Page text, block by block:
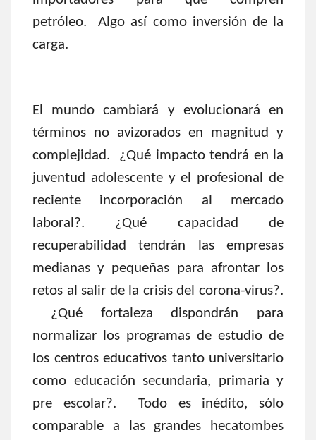
petróleo. Algo así como inversión de la
carga.
El mundo cambiará y evolucionará en
términos no avizorados en magnitud y
complejidad. ¿Qué impacto tendrá en la
juventud adolescente y el profesional de
reciente incorporación al mercado
laboral?. ¿Qué capacidad de
recuperabilidad tendrán las empresas
medianas y pequeñas para afrontar los
retos al salir de la crisis del corona-virus?.
¿Qué fortaleza dispondrán para
normalizar los programas de estudio de
los centros educativos tanto universitario
como educación secundaria, primaria y
pre escolar?. Todo es inédito, sólo
comparable a las grandes hecatombes